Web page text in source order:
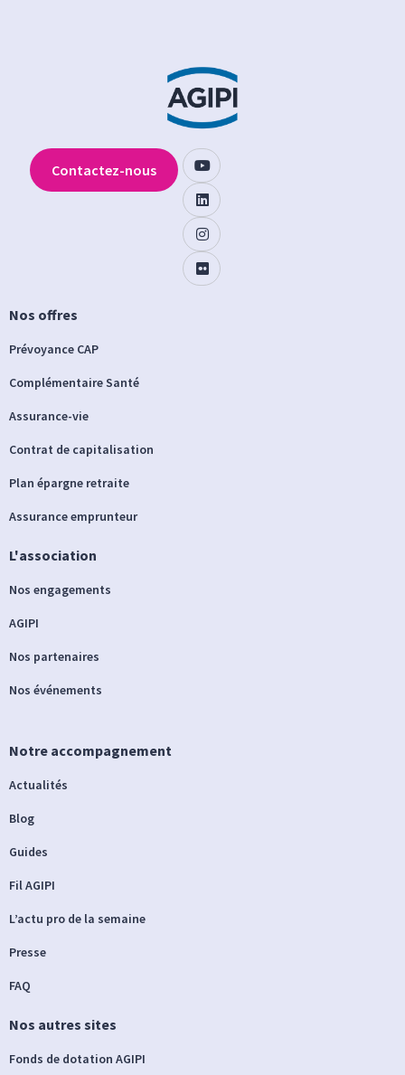
Nos offres
Prévoyance CAP
Complémentaire Santé
Assurance-vie
Contrat de capitalisation
Plan épargne retraite
Assurance emprunteur
L'association
Nos engagements
AGIPI
Nos partenaires
Nos événements
Notre accompagnement
Actualités
Blog
Guides
Fil AGIPI
L’actu pro de la semaine
Presse
FAQ
Nos autres sites
Fonds de dotation AGIPI
Contactez-nous